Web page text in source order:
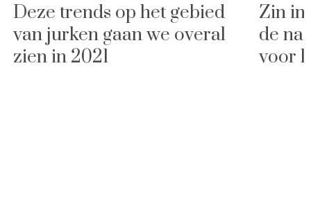
Deze trends op het gebied
van jurken gaan we overal
zien in 2021
Zin in
de
voor